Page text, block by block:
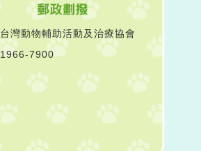
台灣動物輔助活動及治療協會
1966-7900